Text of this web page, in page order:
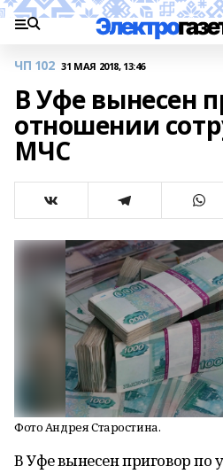
ЧП 102 31 МАЯ 2018, 13:46
В Уфе вынесен
отношении
МЧС
Фото Андрея Старостина.
В Уфе вынесен приговор по